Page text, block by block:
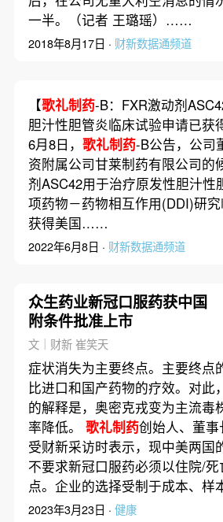
一半。（记者 王璐瑶）……
2018年8月17日 · 财新数据通频道
【歌礼制药-B：FXR激动剂
胆汁性胆管炎临床试验申请已获
6月8日， 歌礼制药-B公告，公司
资附属公司甘莱制药有限公司的
剂ASC42用于治疗原发性胆汁性
项药物－药物相互作用(DDI)研
获得美国……
2022年6月8日 · 财新数据通频道
众生药业新冠口服药获中国
附条件批准上市
文｜财新 崔笑天
症状消失为主要终点。主要终点
比进口和国产药物的疗效。对此
的解释是，奥密克戎变为主流毒
率降低。 歌礼制药创始人、董
受财新采访时表示，现中美两国
不要求新冠口服药必须以住院/
点。企业的选择受制于成本、
2023年3月23日 · 健康